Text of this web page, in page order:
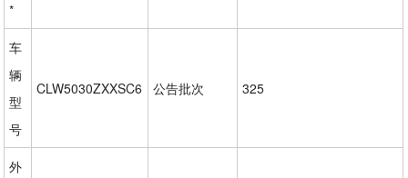
*
车
辆
型
号
CLW5030ZXXSC6 公告批次 325
外